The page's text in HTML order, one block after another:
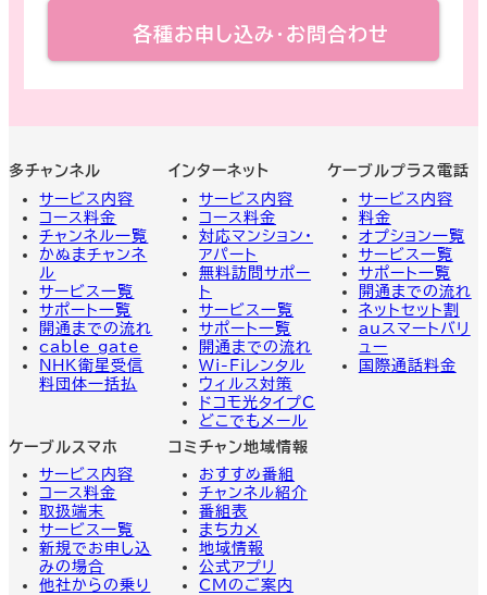
各種お申し込み ・ お問合わせ
多チャンネル
サービス内容
コース料金
チャンネル一覧
かぬまチャンネ
ル
サービス一覧
サポート一覧
開通までの流れ
cable gate
NHK衛星受信
料団体一括払
インターネット
サービス内容
コース料金
対応マンション・
アパート
無料訪問サポー
ト
サービス一覧
サポート一覧
開通までの流れ
Wi-Fiレンタル
ウィルス対策
ドコモ光タイプC
どこでもメール
ケーブルプラス電話
サービス 内容
料金
オプション一覧
サービス一覧
サポート一覧
開通までの流れ
ネットセット割
auスマートバリ
ュー
国際通話料金
ケーブルスマホ
サービス内容
コース料金
取扱端末
サービス一覧
新規でお申し込
みの場合
他社からの乗り
コミチャン地域情報
おすすめ番組
チャンネル紹介
番組表
まちカメ
地域情報
公式アプリ
CMのご案内